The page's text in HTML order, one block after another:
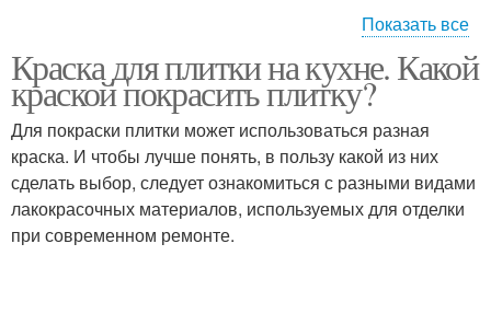
Плитки на кухне Витражные краски
Масляные краски Краска для кухни
Показать все
Краска для плитки на кухне. Какой
краской покрасить плитку?
Для покраски плитки может использоваться разная
краска. И чтобы лучше понять, в пользу какой из них
сделать выбор, следует ознакомиться с разными видами
лакокрасочных материалов, используемых для отделки
при современном ремонте.